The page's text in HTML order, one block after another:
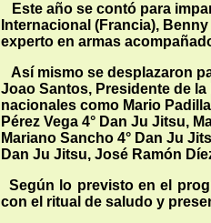
Este año se contó para
Internacional (Francia),
experto en armas
Así mismo se desplazaron
Joao San­tos, Presidente de
nacionales como Mario
Pérez Vega 4° Dan Ju Jitsu,
Mariano Sancho 4° Dan Ju
Dan Ju Jitsu, José Ramón
Según lo previsto en el
con el ritual de saludo y